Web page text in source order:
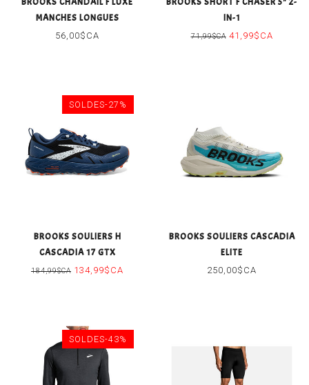
MANCHES LONGUES
56,00$CA
IN-1
71,99$CA41,99$CA
SOLDES-27%
BROOKS SOULIERS H
CASCADIA 17 GTX
184,99$CA 134,99$CA
BROOKS SOULIERS CASCADIA
ELITE
250,00$CA
SOLDES-43%